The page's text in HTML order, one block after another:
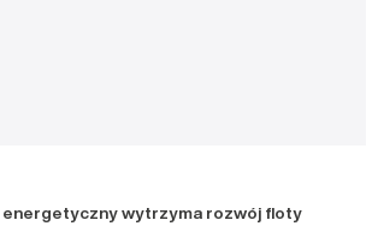
wytrzyma rozwój floty